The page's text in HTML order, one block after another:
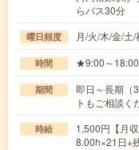
らバス30分
曜日頻度 月/火/木/金/土/
時間 ★9:00～18:00
期間
即日～長期
トもご相談く
時給
1,500円【月
8.00h×21日+